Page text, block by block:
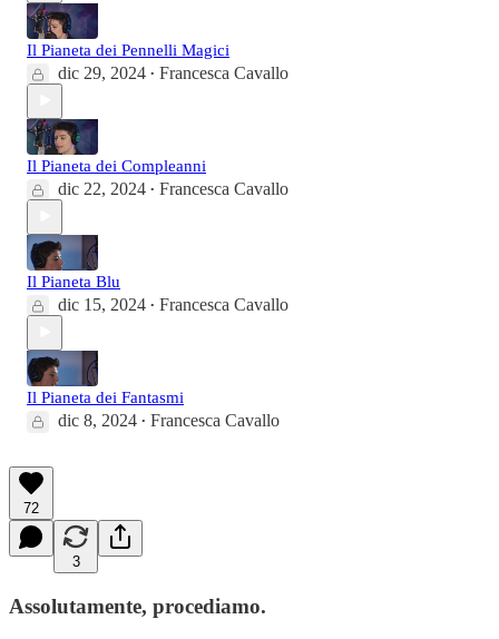
Il Pianeta dei Pennelli Magici
dic 29, 2024 • Francesca Cavallo
Il Pianeta dei Compleanni
dic 22, 2024 • Francesca Cavallo
Il Pianeta Blu
dic 15, 2024 • Francesca Cavallo
Il Pianeta dei Fantasmi
dic 8, 2024 • Francesca Cavallo
72
3
Assolutamente, procediamo.